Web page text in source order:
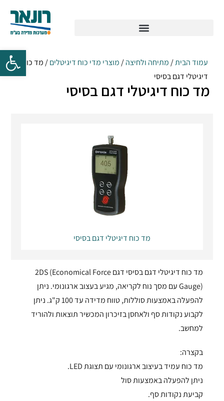
עמוד הבית/ מתיחה ולחיצה/ מוצרי מדי כוח דיגיטלים/ מד כוח
דיגיטלי דגם בסיסי
מד כוח דיגיטלי דגם בסיסי
מד כוח דיגיטלי דגם בסיסי
מד כוח דיגיטלי דגם בסיסי דגם 2DS (Economical Force
Gauge) עם מסך נוח לקריאה, מגיע בעצוב ארגונומי. ניתן
להפעלה באמצעות סוללות, טווח מדידה עד 100 ק"ג. ניתן
לקבוע נקודות סף ולאחסן בזיכרון המכשיר תוצאות ולהוריד
למחשב.
בקצרה:
מד כוח עמיד בעיצוב ארגונומי עם תצוגת LED.
ניתן להפעלה באמצעות סול
קביעת נקודות סף.